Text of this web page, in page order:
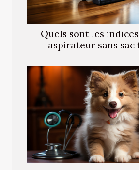
Quels sont les
aspirateur sans sac